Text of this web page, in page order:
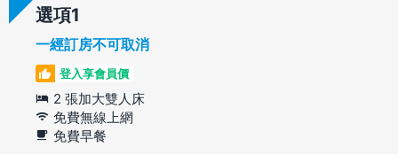
選項
一經訂房不可取消
登入享會員價
2 張加大雙人床
免費無線上網
免費早餐